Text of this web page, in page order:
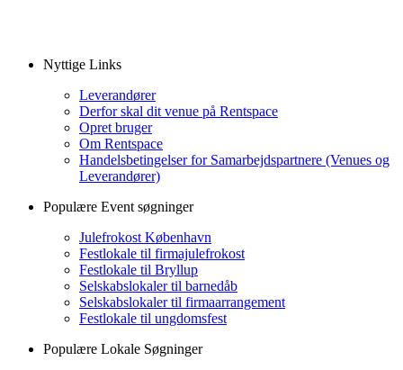
Nyttige Links
Leverandører
Derfor skal dit venue på Rentspace
Opret bruger
Om Rentspace
Handelsbetingelser for Samarbejdspartnere (Venues og
Leverandører)
Populære Event søgninger
Julefrokost København
Festlokale til firmajulefrokost
Festlokale til Bryllup
Selskabslokaler til barnedåb
Selskabslokaler til firmaarrangement
Festlokale til ungdomsfest
Populære Lokale Søgninger